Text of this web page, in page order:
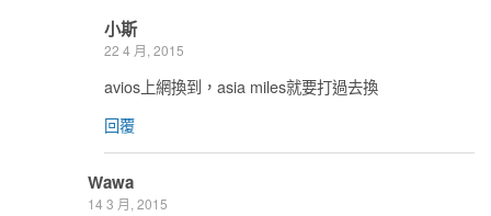
小斯
22 4 月, 2015
avios上網換到，asia miles就要打過去換
回覆
Wawa
14 3 月, 2015